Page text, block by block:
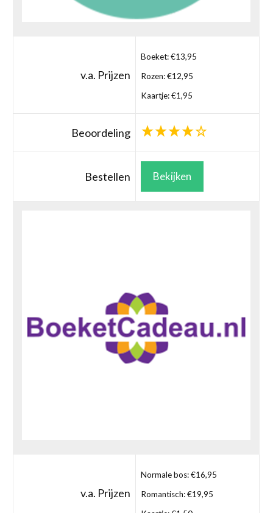
v.a. Prijzen
Boeket: €13,95
Rozen: €12,95
Kaartje: €1,95
Beoordeling
Bestellen Bekijken
v.a. Prijzen
Normale bos: €16,95
Romantisch: €19,95